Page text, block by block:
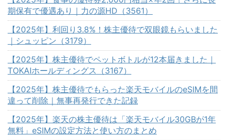
期保有で優遇あり｜力の源HD（3561）
【2025年】利回り3.8%！株主優待で双眼鏡もらいました
｜シュッピン（3179）
【2025年】株主優待でペットボトルが12本届きました｜
TOKAIホールディングス（3167）
【2025年】株主優待でもらった楽天モバイルのeSIMを間
違って削除｜無事再発行できた記録
【2025年】楽天の株主優待は「楽天モバイル30GBが1年
無料」eSIMの設定方法と使い方のまとめ